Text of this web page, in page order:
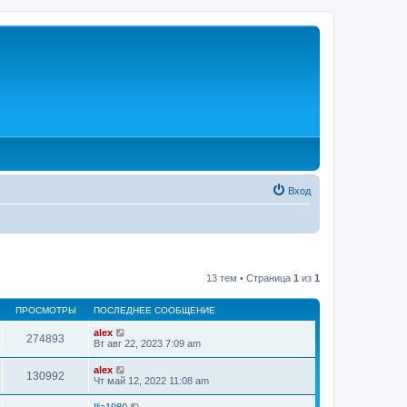
Вход
13 тем • Страница 1 из 1
ПРОСМОТРЫ ПОСЛЕДНЕЕ СООБЩЕНИЕ
274893
alex
Вт авг 22, 2023 7:09 am
130992
alex
Чт май 12, 2022 11:08 am